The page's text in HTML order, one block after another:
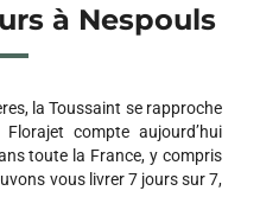
à Nespouls
la Toussaint se rapproche
compte aujourd’hui
toute la France, y compris
vous livrer 7 jours sur 7,